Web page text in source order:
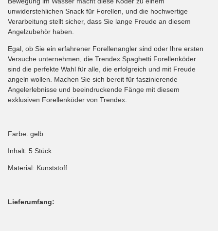
unwiderstehlichen Snack für Forellen, und die hochwertige
Verarbeitung stellt sicher, dass Sie lange Freude an diesem
Angelzubehör haben.
Egal, ob Sie ein erfahrener Forellenangler sind oder Ihre ersten
Versuche unternehmen, die Trendex Spaghetti Forellenköder
sind die perfekte Wahl für alle, die erfolgreich und mit Freude
angeln wollen. Machen Sie sich bereit für faszinierende
Angelerlebnisse und beeindruckende Fänge mit diesem
exklusiven Forellenköder von Trendex.
Farbe: gelb
Inhalt: 5 Stück
Material: Kunststoff
Lieferumfang: